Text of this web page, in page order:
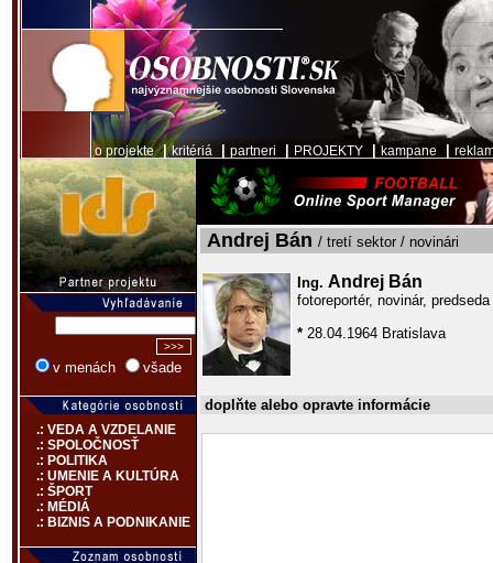
o projekte|kritériá partneri PROJEKTY kampane
v menách všade
.: VEDA A VZDELANIE
.: SPOLOČNOSŤ
.: POLITIKA
.: UMENIE A KULTÚRA
.: ŠPORT
.: MÉDIÁ
.: BIZNIS A PODNIKANIE
Andrej Bán / tretí sektor / novinári
Ing. Andrej Bán
fotoreportér, novinár,
* 28.04.1964 Bratislava
doplňte alebo opravte informácie